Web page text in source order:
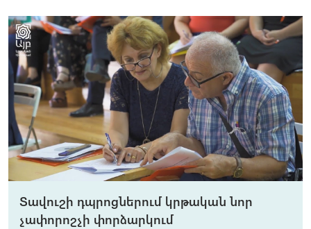
Տավուշի դպրոցներում կրթական նոր
չափորոշչի փորձարկում